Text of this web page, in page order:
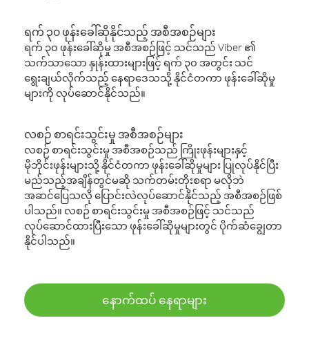
ရက် ၃၀ ဖုန်းခေါ်ဆိုနိုင်သည့် အစီအစဉ်များ
ရက် ၃၀ ဖုန်းခေါ်ဆိုမှု အစီအစဉ်ဖြင့် သင်သည် Viber ၏
သက်သာသော နှုန်းထားများဖြင့် ရက် ၃၀ အတွင်း သင်
ရွေးချယ်လိုက်သည့် နေရာဒေသသို့ နိုင်ငံတကာ ဖုန်းခေါ်ဆိုမှု
များကို လုပ်ဆောင်နိုင်သည်။
လစဉ် စာရင်းသွင်းမှု အစီအစဉ်များ
လစဉ် စာရင်းသွင်းမှု အစီအစဉ်သည် ကြိုးဖုန်းများနှင့်
မိုဘိုင်းဖုန်းများသို့ နိုင်ငံတကာ ဖုန်းခေါ်ဆိုမှုများ ပြုလုပ်နိုင်ပြီး
မည်သည့်အချိန်တွင်မဆို သက်တမ်းတိုးစရာ မလိုဘဲ
အဆင်ပြေသလို ပြောင်းလဲလုပ်ဆောင်နိုင်သည့် အစီအစဉ်ဖြစ်
ပါသည်။ လစဉ် စာရင်းသွင်းမှု အစီအစဉ်ဖြင့် သင်သည်
လုပ်ဆောင်ထားပြီးသော ဖုန်းခေါ်ဆိုမှုများတွင် ပိုက်ဆံချွေတာ
နိုင်ပါသည်။
နောက်ထပ် နေရာများ